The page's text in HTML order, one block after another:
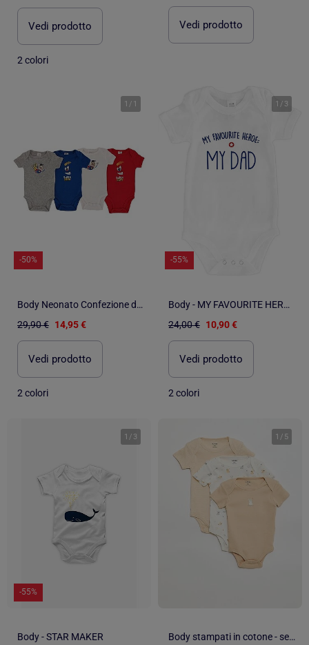
Vedi prodotto
2 colori
Vedi prodotto
1 / 1
-50%
Body Neonato Confezione di 4
29,90 € 14,95 €
Vedi prodotto
2 colori
1 / 3
-55%
Body - MY FAVOURITE HEROE : MY DAD
24,00 € 10,90 €
Vedi prodotto
2 colori
1 / 3
-55%
Body - STAR MAKER
1 / 5
Body stampati in cotone - set da 3